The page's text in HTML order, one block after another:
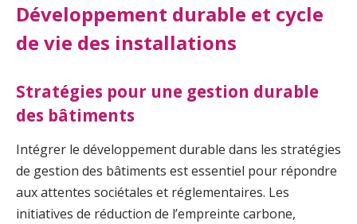
Développement durable et cycle
de vie des installations
Stratégies pour une gestion durable
des bâtiments
Intégrer le développement durable dans les stratégies
de gestion des bâtiments est essentiel pour répondre
aux attentes sociétales et réglementaires. Les
initiatives de réduction de l’empreinte carbone,